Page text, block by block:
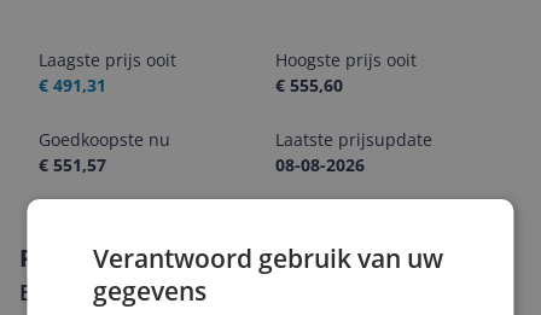
Laagste prijs ooit
€ 491,31
Hoogste prijs ooit
€ 555,60
Goedkoopste nu
€ 551,57
Laatste prijsupdate
08-08-2026
Reviews
Er zijn nog geen reviews geschreven
Verantwoord gebruik van uw
gegevens